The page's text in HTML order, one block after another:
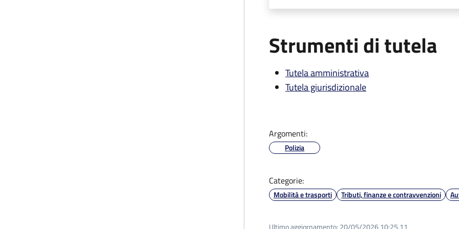
Strumenti di tutela
Tutela amministrativa
Tutela giurisdizionale
Argomenti:
Polizia
Categorie:
Mobilità e trasporti Tributi, finanze e contravvenzioni
Ultimo aggiornamento: 20/05/2026 10:25.11